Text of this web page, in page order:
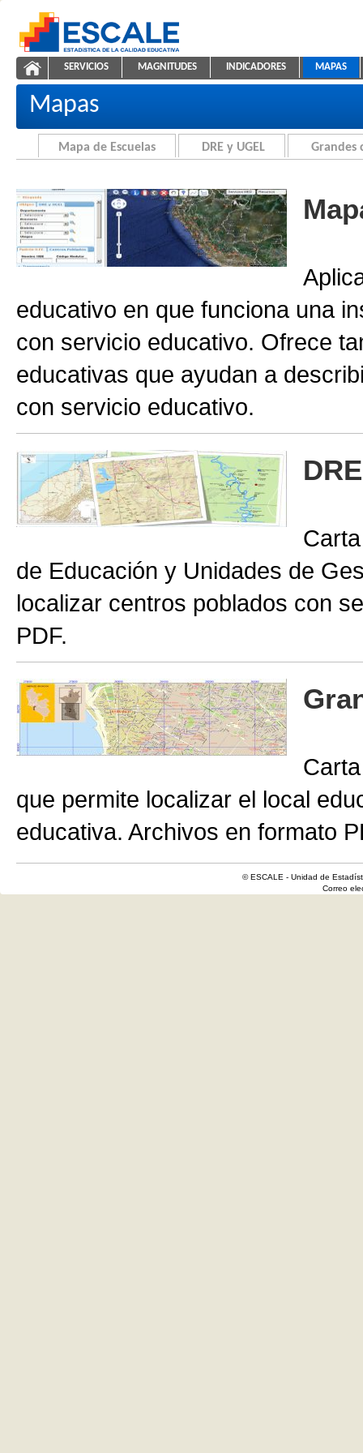
ESCALE - Unidad de Estadística Educativa
Cartografía de la Educación
NAVEGACIÓN
SERVICIOS MAGNITUDES INDICADORES MAPAS
Mapas
Mapa de Escuelas DRE y UGEL Grandes
educativo en que funciona una
con servicio educativo. Ofrece
educativas que ayudan a
con servicio educativo.
de Educación y Unidades de
localizar centros poblados con
PDF.
que permite localizar el local
educativa. Archivos en formato
© ESCALE - Unidad de
Correo